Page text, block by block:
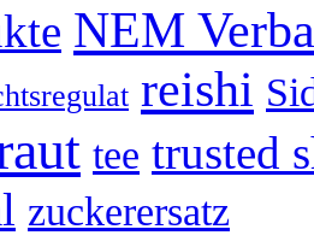
NEM
reishi
tee trusted
zuckerersatz